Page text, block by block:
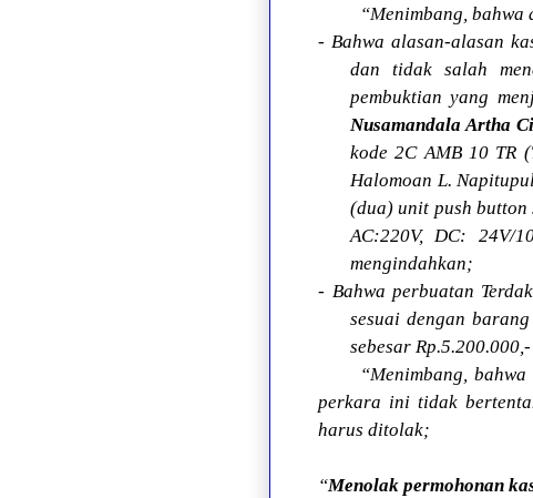
“Menimbang,
- Bahwa alasan-alasan
dan tidak salah
pembuktian yang
Nusamandala Artha
kode 2C AMB 10 TR
Halomoan L.
(dua) unit push button
AC:220V, DC: 24V/
mengindahkan;
- Bahwa perbuatan
sesuai dengan
sebesar
“Menimbang,
perkara ini tidak
harus ditolak;
“Menolak permohonan